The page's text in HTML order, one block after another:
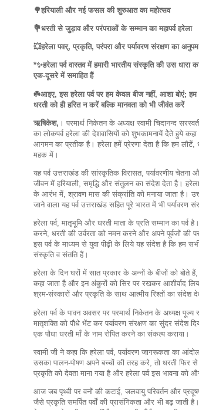
🌳हरियाली और नई फसल की शुरुआत का महोत्सव
💐धरती से जुड़ाव और परंपराओं के सम्मान का महापर्व हरेला
💥हरेला पवर्, प्रकृति, परंपरा और पर्यावरण संरक्षण का
*✨हरेला पर्व वास्तव में हमारी भारतीय संस्कृति की उस धारा
एक-दूसरे में समाहित हैं
☘️आइए, इस हरेला पर्व पर हम केवल बीज नहीं, आशा बोएं;
धरती को ही हरित न करें बल्कि मानवता को भी जीवंत करें
ऋषिकेश, । परमार्थ निकेतन के अध्यक्ष स्वामी चिदानन्द
का लोकपर्व हरेला की देशवासियों को शुभकामनायें देेेते हुये
आगमन का प्रतीक है। हरेला हमें प्रेरणा देता है कि हम लौटें,
महक में।
यह पर्व उत्तराखंड की सांस्कृतिक विरासत, पर्यावरणीय
जीवन में हरियाली, समृद्धि और संतुलन का संदेश देता है। हरेला
के आरंभ में, श्रावण मास की संक्रांति को मनाया जाता है।
जाने वाला यह पर्व उत्तराखंड सहित पूरे भारत में भी पर्यावरण
हरेला पर्व, मातृभूमि और धरती माता के प्रति सम्मान का पर्व
करने, धरती की उर्वरता को नमन करने और अपने पूर्वजों की
इस पर्व के माध्यम से युवा पीढ़ी के लिये यह संदेश है कि हम
संस्कृति व संतति हैं।
हरेला के दिन घरों में सात प्रकार के अन्नों के बीजों को बोते
कहा जाता है और इन अंकुरों को सिर पर रखकर आशीर्वाद
श्रम-संस्कारों और प्रकृति के साथ आत्मीय रिश्तों का संदेश
हरेला पर्व के पावन अवसर पर परमार्थ निकेतन के अध्यक्ष पूज्य
मातृशक्ति को पौधे भेंट कर पर्यावरण संरक्षण का सुंदर संदेश
एक पौधा धरती माँ के नाम रोपित करने का संकल्प कराया।
स्वामी जी ने कहा कि हरेला पर्व, पर्यावरण जागरूकता का
उसका पालन-पोषण अपने बच्चों की तरह करे, तो धरती फिर से
प्रकृति को देवता माना गया है और हरेला पर्व इस भावना को
आज जब पृथ्वी पर वनों की कटाई, जलवायु परिवर्तन और
जैसे प्रकृति समर्पित पर्वों की प्रासंगिकता और भी बढ़ जाती